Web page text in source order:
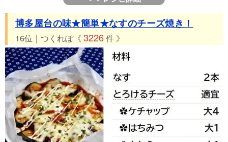
博多屋台の味★簡単★なすのチーズ焼き！
16位｜つくれぽ《 3226件 》